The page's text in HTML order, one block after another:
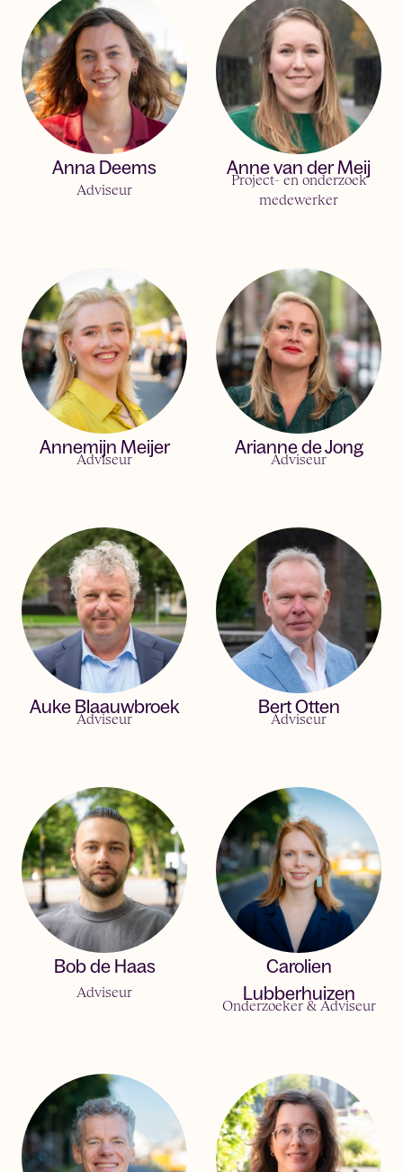
Anna Deems
Adviseur
Anne van der Meij
Project- en onderzoek
medewerker
Annemijn Meijer
Adviseur
Arianne de Jong
Adviseur
Auke Blaauwbroek
Adviseur
Bert Otten
Adviseur
Bob de Haas
Adviseur
Carolien
Lubberhuizen
Onderzoeker & Adviseur